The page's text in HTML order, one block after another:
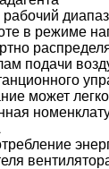
в режиме
подачи
может